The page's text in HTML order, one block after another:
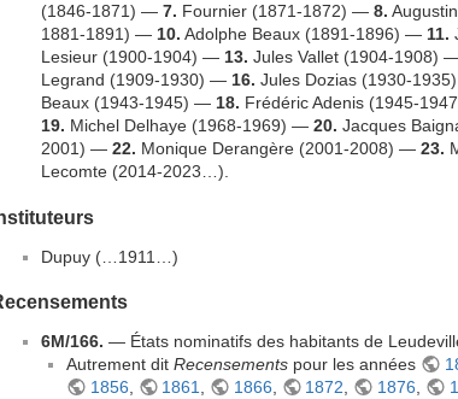
(1846-1871) — 7. Fournier (1871-1872) — 8.
1881-1891) — 10. Adolphe Beaux (1891-1896) — 11.
Lesieur (1900-1904) — 13. Jules Vallet (1904-1908)
Legrand (1909-1930) — 16. Jules Dozias (1930-
Beaux (1943-1945) — 18. Frédéric Adenis (1945-
19. Michel Delhaye (1968-1969) — 20. Jacques
2001) — 22. Monique Derangère (2001-2008) — 23.
Lecomte (2014-2023…).
Dupuy (…1911…)
6M/166. — États nominatifs des habitants de
Autrement dit Recensements pour les années
1856, 1861, 1866, 1872, 1876,